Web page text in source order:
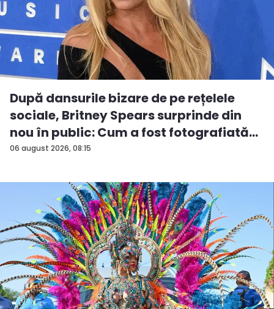
06 august 2026, 08:15
După dansurile bizare de pe rețelele
sociale, Britney Spears surprinde din
nou în public: Cum a fost fotografiată
î...